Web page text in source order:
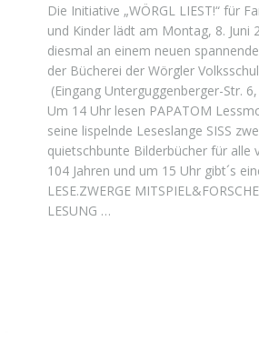
Die Initiative „WÖRGL LIEST!“ für
und Kinder lädt am Montag, 8. Juni
diesmal an einem neuen
der Bücherei der Wörgler
(Eingang Unterguggenberger-Str. 6,
Um 14 Uhr lesen PAPATOM
seine lispelnde Leseslange SISS
quietschbunte Bilderbücher für alle
104 Jahren und um 15 Uhr gibt´s
LESE.ZWERGE
LESUNG …